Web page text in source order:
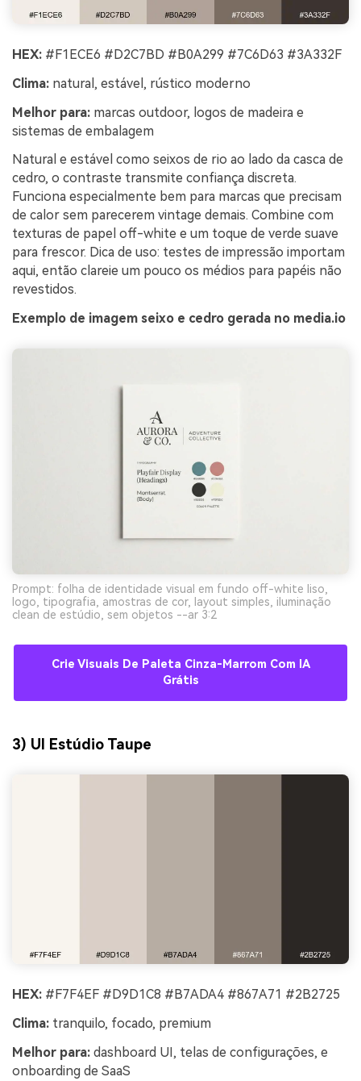
HEX: #F1ECE6 #D2C7BD #B0A299 #7C6D63 #3A332F
Clima: natural, estável, rústico moderno
Melhor para: marcas outdoor, logos de madeira e
sistemas de embalagem
Natural e estável como seixos de rio ao lado da casca de
cedro, o contraste transmite confiança discreta.
Funciona especialmente bem para marcas que precisam
de calor sem parecerem vintage demais. Combine com
texturas de papel off-white e um toque de verde suave
para frescor. Dica de uso: testes de impressão importam
aqui, então clareie um pouco os médios para papéis não
revestidos.
Exemplo de imagem seixo e cedro gerada no media.io
Prompt: folha de identidade visual em fundo off-white liso,
logo, tipografia, amostras de cor, layout simples, iluminação
clean de estúdio, sem objetos --ar 3:2
Crie Visuais De Paleta Cinza-Marrom Com IA
Grátis
3) UI Estúdio Taupe
HEX: #F7F4EF #D9D1C8 #B7ADA4 #867A71 #2B2725
Clima: tranquilo, focado, premium
Melhor para: dashboard UI, telas de configurações, e
onboarding de SaaS